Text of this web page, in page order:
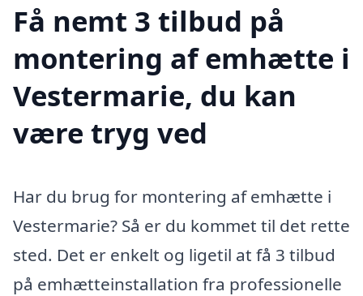
Få nemt 3 tilbud på
montering af emhætte i
Vestermarie, du kan
være tryg ved
Har du brug for montering af emhætte i
Vestermarie? Så er du kommet til det rette
sted. Det er enkelt og ligetil at få 3 tilbud
på emhætteinstallation fra professionelle